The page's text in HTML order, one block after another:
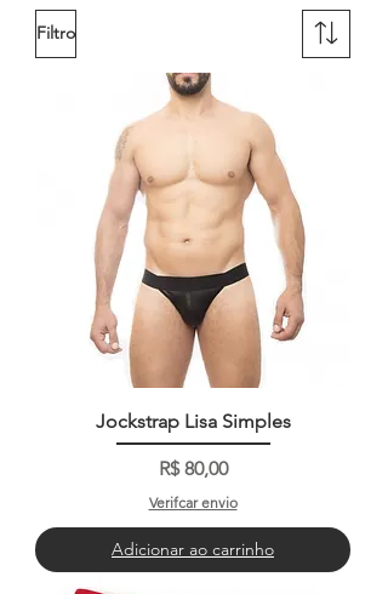
Filtro
Jockstrap Lisa Simples
Preço
R$ 80,00
Verifcar envio
Adicionar ao carrinho